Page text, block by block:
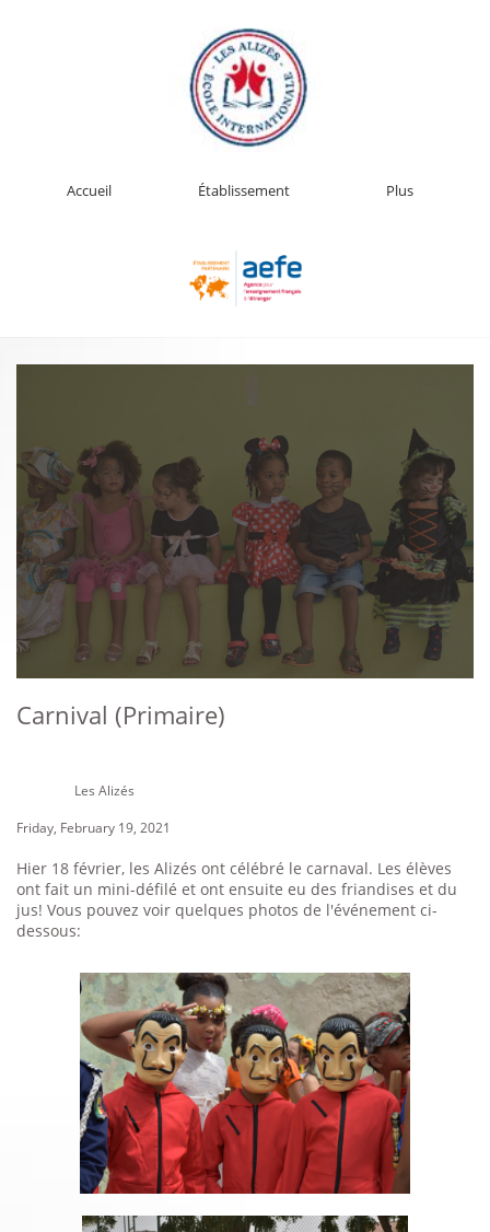
Accueil Établissement Plus
Carnival (Primaire)
Les Alizés
Friday, February 19, 2021
Hier 18 février, les Alizés ont célébré le carnaval. Les élèves
ont fait un mini-défilé et ont ensuite eu des friandises et du
jus! Vous pouvez voir quelques photos de l'événement ci-
dessous: